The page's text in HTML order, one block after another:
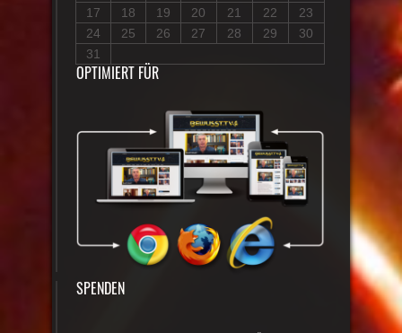
17
18 19 20 21 22
23
24
25 26 27 28 29
30
31
OPTIMIERT FÜR
SPENDEN